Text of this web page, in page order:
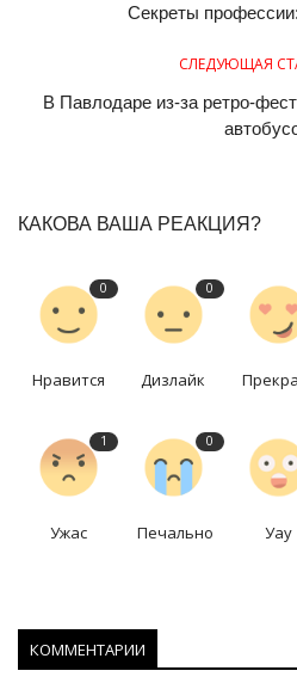
Секреты
СЛЕДУЮЩАЯ
В Павлодаре из-за ретро-
КАКОВА ВАША РЕАКЦИЯ?
0
Нравится
0
Дизлайк
1
Ужас
0
Печально Уау
КОММЕНТАРИИ